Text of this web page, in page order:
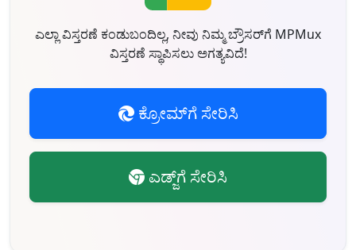
ಎಲ್ಲಾ ವಿಸ್ತರಣೆ ಕಂಡುಬಂದಿಲ್ಲ, ನೀವು ನಿಮ್ಮ ಬ್ರೌಸರ್‌ಗೆ MPMux
ವಿಸ್ತರಣೆ ಸ್ಥಾಪಿಸಲು ಅಗತ್ಯವಿದೆ!
ಕ್ರೋಮ್‌ಗೆ ಸೇರಿಸಿ
ಎಡ್ಜ್‌ಗೆ ಸೇರಿಸಿ